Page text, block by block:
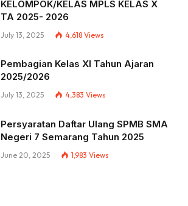
KELOMPOK/KELAS MPLS KELAS X
TA 2025- 2026
July 13, 2025 4,618 Views
Pembagian Kelas XI Tahun Ajaran
2025/2026
July 13, 2025 4,383 Views
Persyaratan Daftar Ulang SPMB SMA
Negeri 7 Semarang Tahun 2025
June 20, 2025 1,983 Views